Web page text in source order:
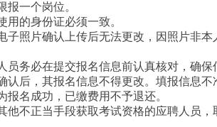
报一个岗位。
用的身份证必须一致。
子照片确认上传后无法更改，因照片非
员务必在提交报名信息前认真核对，确
认后，其报名信息不得更改。填报信息
报名成功，已缴费用不予退还。
他不正当手段获取考试资格的应聘人员